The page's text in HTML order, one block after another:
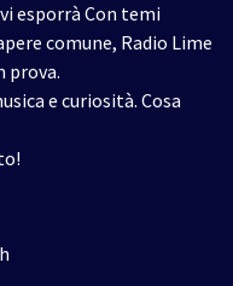
esporrà Con temi
comune, Radio Lime
prova.
e curiosità. Cosa